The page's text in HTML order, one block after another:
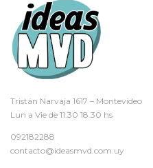
Tristán Narvaja 1617 – Montevideo
Lun a Vie de 11.30 18.30 hs
092182288
contacto@ideasmvd.com.uy